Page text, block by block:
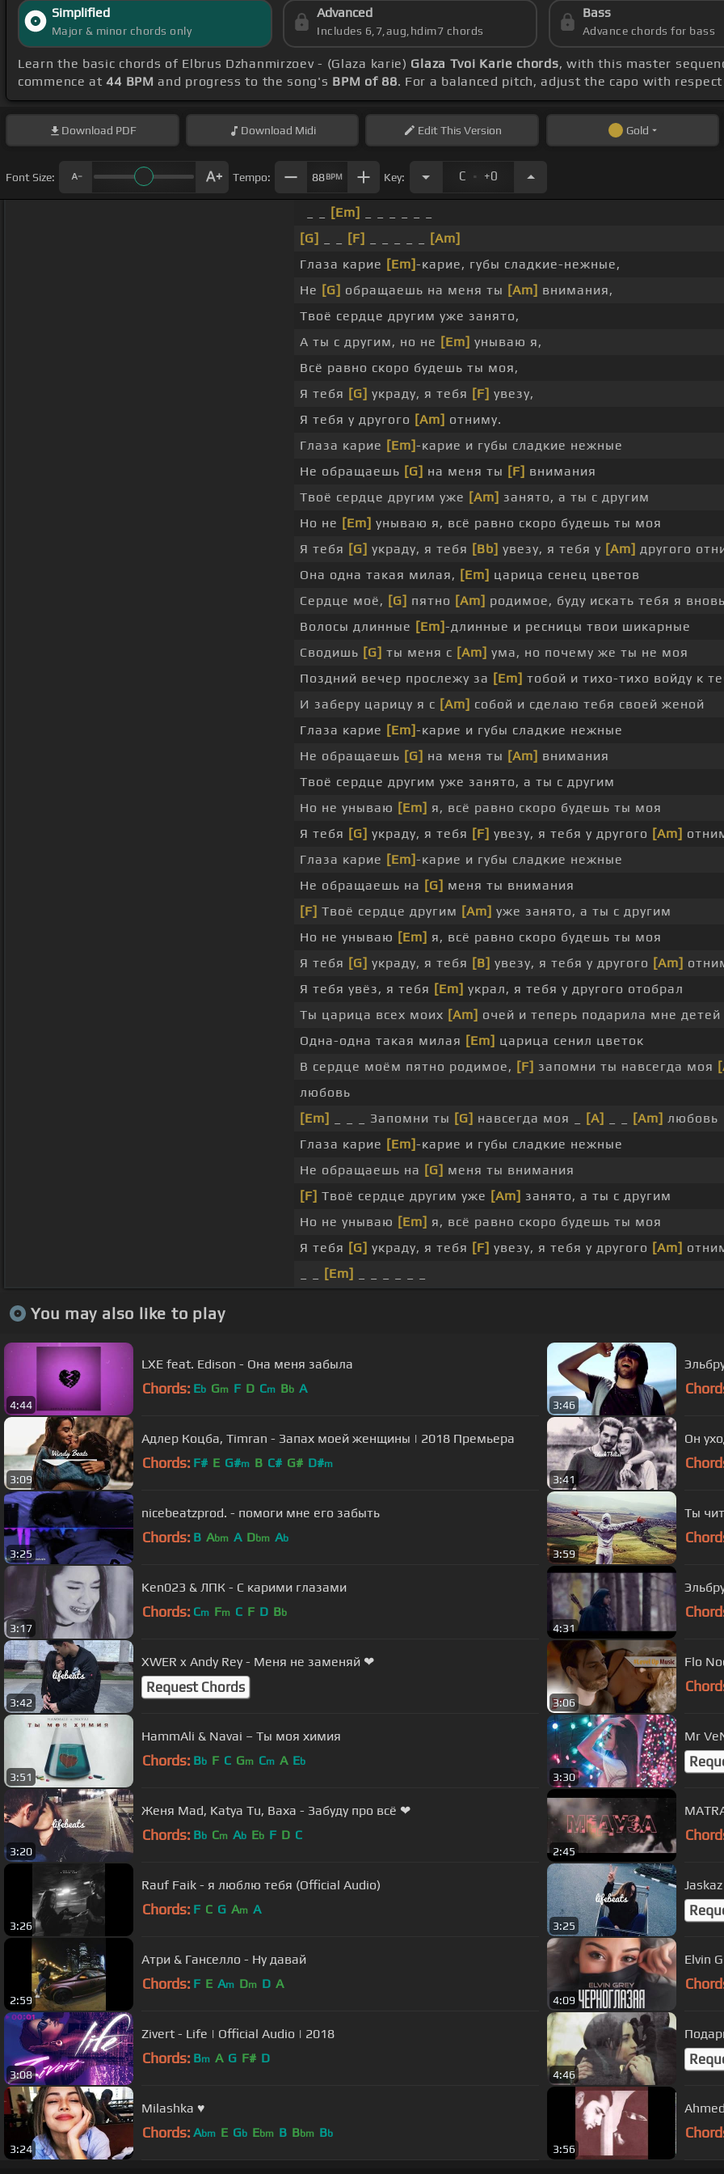
Simplified
Major & minor chords only
Advanced
Includes 6,7,aug,hdim7 chords
Bass
Advance chords for bass
Learn the basic chords of Elbrus Dzhanmirzoev - (Glaza karie) Glaza Tvoi Karie chords, with this master
commence at44 BPM and progress to the song's BPM of 88. For a balanced pitch, adjust the capo with
Download PDF Download Midi EditThis Version Gold
Font Size: Tempo: 88BPM Key: C . +0
[Em]
[G]
[F]
[Am]
Глаза карие [Em]-карие, губы сладкие-нежные,
Не [G] обращаешь на меня ты [Am] внимания,
Твоё сердце другим уже занято,
А ты с другим, но не [Em] унываю я,
Всё равно скоро будешь ты моя,
Я тебя [G] украду, я тебя [F] увезу,
Я тебя у другого [Am] отниму.
Глаза карие [Em]-карие и губы сладкие нежные
Не обращаешь [G] на меня ты [F] внимания
Твоё сердце другим уже [Am] занято, а ты с другим
Но не [Em] унываю я, всё равно скоро будешь ты моя
Я тебя [G] украду, я тебя [Bb] увезу, я тебя у [Am] другого
Она одна такая милая, [Em] царица сенец цветов
Сердце моё, [G] пятно [Am] родимое, буду искать тебя я
Волосы длинные [Em]-длинные и ресницы твои шикарные
Сводишь [G] ты меня с [Am] ума, но почему же ты не моя
Поздний вечер прослежу за [Em] тобой и тихо-тихо войду к
И заберу царицу я с [Am] собой и сделаю тебя своей женой
Глаза карие [Em]-карие и губы сладкие нежные
Не обращаешь [G] на меня ты [Am] внимания
Твоё сердце другим уже занято, а ты с другим
Но не унываю [Em] я, всё равно скоро будешь ты моя
Я тебя [G] украду, я тебя [F] увезу, я тебя у другого [Am]
Глаза карие [Em]-карие и губы сладкие нежные
Не обращаешь на [G] меня ты внимания
[F] Твоё сердце другим [Am] уже занято, а ты с другим
Но не унываю [Em] я, всё равно скоро будешь ты моя
Я тебя [G] украду, я тебя [B] увезу, я тебя у другого [Am]
Я тебя увёз, я тебя [Em] украл, я тебя у другого отобрал
Ты царица всех моих [Am] очей и теперь подарила мне детей
Одна-одна такая милая [Em] царица сенил цветок
В сердце моём пятно родимое, [F] запомни ты навсегда моя
любовь
[Em]
_ _ _ Запомни ты [G] навсегда моя _ [A] [Am] любовь
Глаза карие [Em]-карие и губы сладкие нежные
Не обращаешь на [G] меня ты внимания
[F] Твоё сердце другим уже [Am] занято, а ты с другим
Но не унываю [Em] я, всё равно скоро будешь ты моя
Я тебя [G] украду, я тебя [F] увезу, я тебя у другого [Am]
[Em]
You may also like to play
4:44
LXE feat. Edison - Она меня забыла
Chords: Eb Gm F D Cm Bb A
3:46
3:09
Адлер Коцба, Timran - Запах моей женщины | 2018 Премьера
Chords: F# E G#m B C# G# D#m
3:41
Он
3:25
nicebeatzprod. - помоги мне его забыть
Chords: B Abm A Dbm Ab
3:59
Ты
3:17
Ken023 & ЛПК - С карими глазами
Chords: Cm Fm C F D Bb
4:31
3:42
XWER x Andy Rey - Меня не заменяй ❤
Request Chords
3:06
3:51
HammAli & Navai – Ты моя химия
Chords: Bb F C Gm Cm A Eb
3:30
Mr
3:20
Женя Mad, Katya Tu, Ваха - Забуду про всё ❤
Chords: Bb Cm Ab Eb F D C
2:45
3:26
Rauf Faik - я люблю тебя (Official Audio)
Chords: F C G Am A
3:25
2:59
Атри & Ганселло - Ну давай
Chords: F E Am Dm D A
4:09
Elvin
3:08
Zivert - Life | Official Audio | 2018
Chords: Bm A G F# D
4:46
3:24
Milashka ♥
Chords: Abm E Gb Ebm B Bbm Bb
3:56